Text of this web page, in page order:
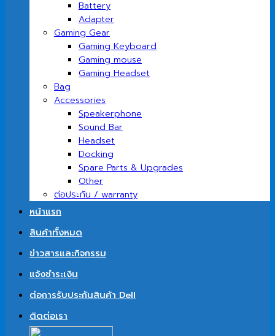
Battery
Adapter
Gaming Gear
Gaming Keyboard
Gaming mouse
Gaming Headset
Bag
Accessories
Speakerphone
Sound Bar
Headset
Docking
Spare Parts & Upgrades
Other
ต่อประกัน / warranty
หน้าแรก
สินค้าทั้งหมด
ข่าวสารและกิจกรรม
แจ้งชำระเงิน
ต่อการรับประกันสินค้า Dell
ติดต่อเรา